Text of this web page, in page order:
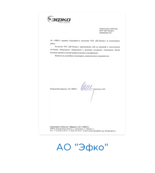
АО "Эфко"